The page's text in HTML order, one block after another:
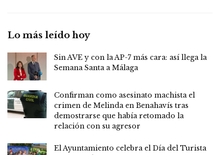
Lo más leído hoy
Sin AVE y con la AP-7 más cara: así llega la
Semana Santa a Málaga
Confirman como asesinato machista el
crimen de Melinda en Benahavís tras
demostrarse que había retomado la
relación con su agresor
El Ayuntamiento celebra el Día del Turista